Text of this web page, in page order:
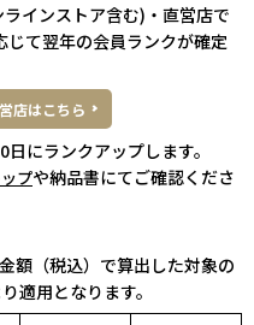
インストア含む)・直営店で
て翌年の会員ランクが確定
店はこちら
にランクアップします。
プや納品書にてご確認くださ
額（税込）で算出した対象の
適用となります。